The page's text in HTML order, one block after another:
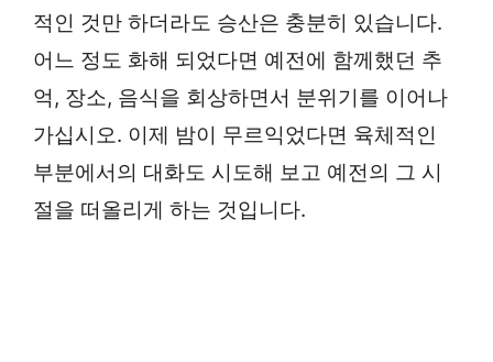
적인 것만 하더라도 승산은 충분히 있습니다.
어느 정도 화해 되었다면 예전에 함께했던 추
억, 장소, 음식을 회상하면서 분위기를 이어나
가십시오. 이제 밤이 무르익었다면 육체적인
부분에서의 대화도 시도해 보고 예전의 그 시
절을 떠올리게 하는 것입니다.